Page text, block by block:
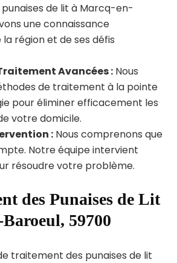
de lit à Marcq-en-
une connaissance
région et de ses défis
Avancées : Nous
de traitement à la pointe
pour éliminer efficacement les
votre domicile.
: Nous comprenons que
Notre équipe intervient
résoudre votre problème.
des Punaises de Lit
59700
traitement des punaises de lit